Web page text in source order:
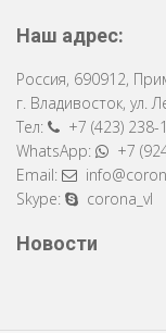
Наш адрес:
Россия, 690912,
г. Владивосток, ул.
Тел:
+7 (423) 238-
WhatsApp:
+7
Email:
Skype:
corona_vl
Новости